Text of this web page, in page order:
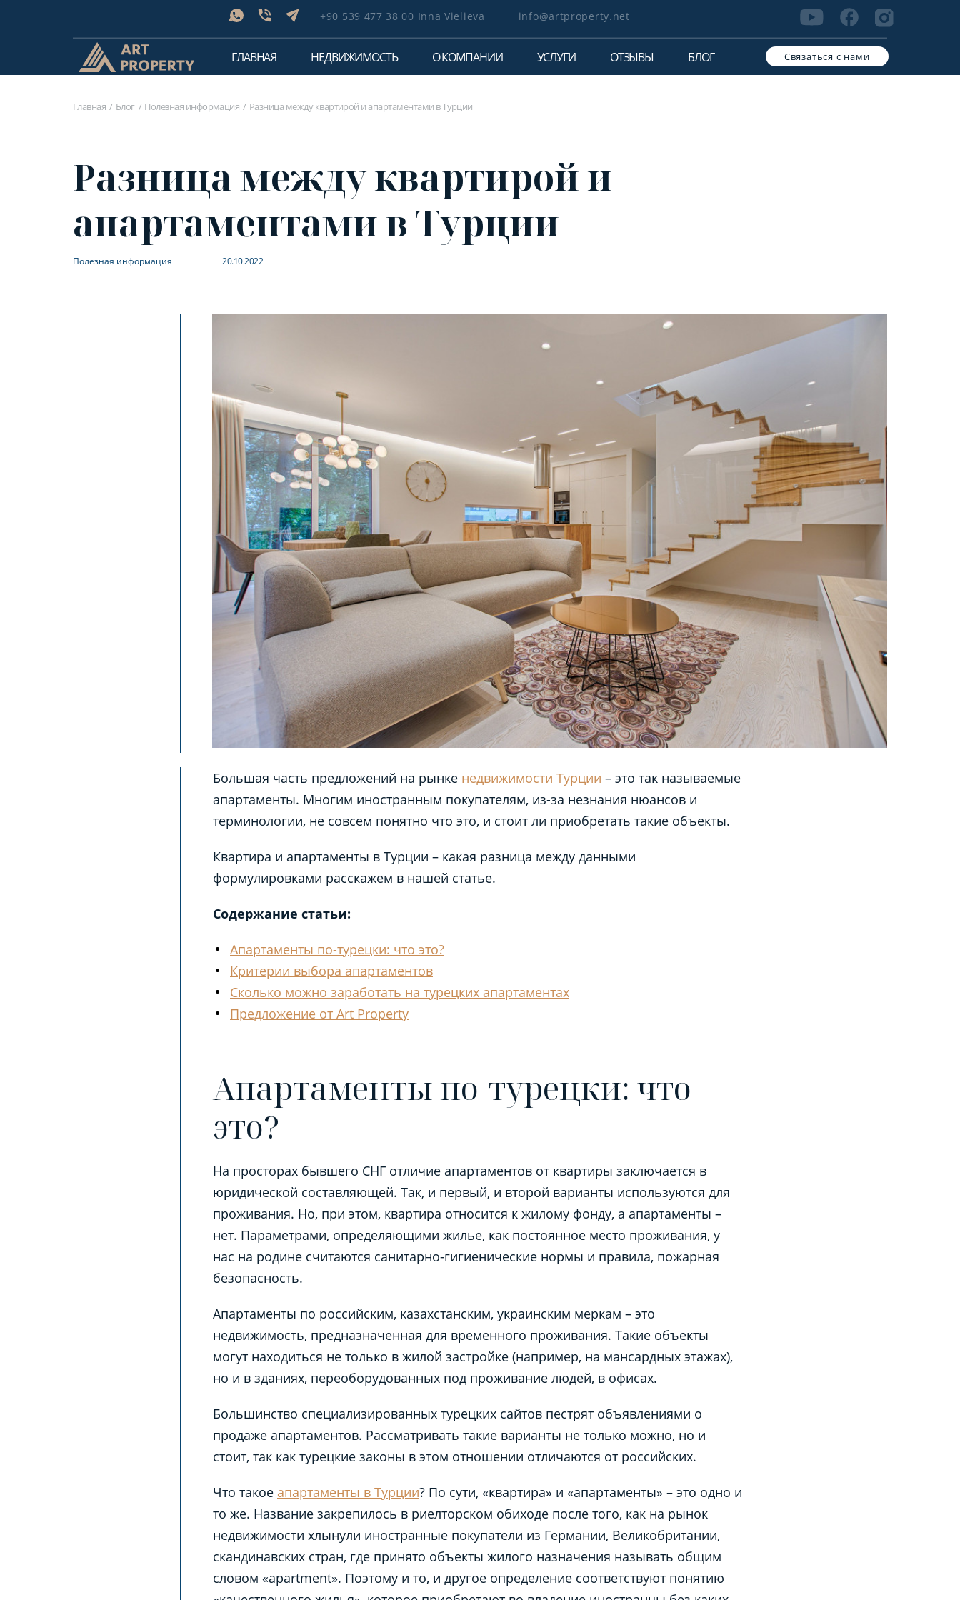
+90 539 477 38 00 Inna Vielieva info@artproperty.net
ГЛАВНАЯ НЕДВИЖИМОСТЬ О КОМПАНИИ УСЛУГИ ОТЗЫВЫ БЛОГ Связаться с нами
Главная Блог Полезная информация Разница между квартирой и апартаментами в Турции
Разница между квартирой и
апартаментами в Турции
Полезная информация 20.10.2022
Большая часть предложений на рынке недвижимости Турции – это так называемые
апартаменты. Многим иностранным покупателям, из-за незнания нюансов и
терминологии, не совсем понятно что это, и стоит ли приобретать такие объекты.
Квартира и апартаменты в Турции – какая разница между данными
формулировками расскажем в нашей статье.
Содержание статьи:
Апартаменты по-турецки: что это?
Критерии выбора апартаментов
Сколько можно заработать на турецких апартаментах
Предложение от Art Property
Апартаменты по-турецки: что
это?
На просторах бывшего СНГ отличие апартаментов от квартиры заключается в
юридической составляющей. Так, и первый, и второй варианты используются для
проживания. Но, при этом, квартира относится к жилому фонду, а апартаменты –
нет. Параметрами, определяющими жилье, как постоянное место проживания, у
нас на родине считаются санитарно-гигиенические нормы и правила, пожарная
безопасность.
Апартаменты по российским, казахстанским, украинским меркам – это
недвижимость, предназначенная для временного проживания. Такие объекты
могут находиться не только в жилой застройке (например, на мансардных этажах),
но и в зданиях, переоборудованных под проживание людей, в офисах.
Большинство специализированных турецких сайтов пестрят объявлениями о
продаже апартаментов. Рассматривать такие варианты не только можно, но и
стоит, так как турецкие законы в этом отношении отличаются от российских.
Что такое апартаменты в Турции? По сути, «квартира» и «апартаменты» – это одно и
то же. Название закрепилось в риелторском обиходе после того, как на рынок
недвижимости хлынули иностранные покупатели из Германии, Великобритании,
скандинавских стран, где принято объекты жилого назначения называть общим
словом «apartment». Поэтому и то, и другое определение соответствуют понятию